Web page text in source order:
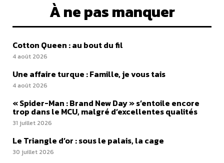
À ne pas manquer
Cotton Queen : au bout du fil
4 août 2026
Une affaire turque : Famille, je vous tais
4 août 2026
« Spider-Man : Brand New Day » s’entoile encore
trop dans le MCU, malgré d’excellentes qualités
31 juillet 2026
Le Triangle d’or : sous le palais, la cage
30 juillet 2026